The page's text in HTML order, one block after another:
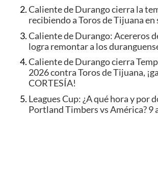
Caliente de Durango cierra la
recibiendo a Toros de Tijuana en
Caliente de Durango: Acereros
logra remontar a los
Caliente de Durango cierra
2026 contra Toros de Tijuana,
CORTESÍA!
Leagues Cup: ¿A qué hora y por
Portland Timbers vs América? 9